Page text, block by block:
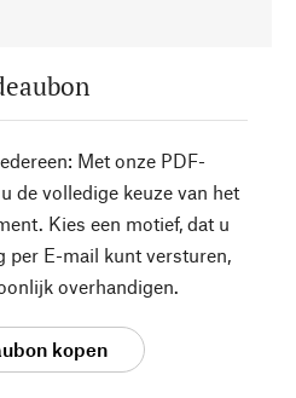
Met onze PDF-
de volledige keuze van het
Kies een motief, dat u
per E-mail kunt versturen,
overhandigen.
kopen